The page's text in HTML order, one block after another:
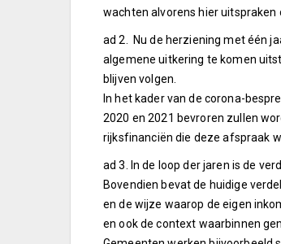
wachten alvorens hier uitspraken
ad 2. Nu de herziening met één
algemene uitkering te komen
blijven volgen.
In het kader van de corona-
2020 en 2021 bevroren zullen
rijksfinanciën die deze afspraak
ad 3. In de loop der jaren is de
Bovendien bevat de huidige
en de wijze waarop de eigen
en ook de context waarbinnen